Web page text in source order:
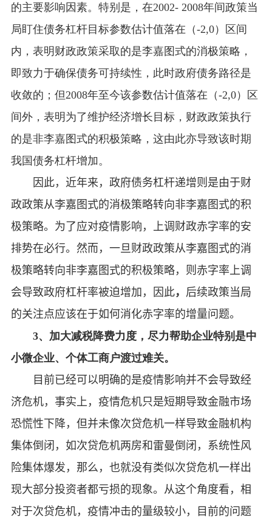
的主要影响因素。特别是，在2002- 2008年间政策当
局盯住债务杠杆目标参数估计值落在（-2,0）区间
内，表明财政政策采取的是李嘉图式的消极策略，
即致力于确保债务可持续性，此时政府债务路径是
收敛的；但2008年至今该参数估计值落在（-2,0）区
间外，表明为了维护经济增长目标，财政政策执行
的是非李嘉图式的积极策略，这由此亦导致该时期
我国债务杠杆增加。
因此，近年来，政府债务杠杆递增则是由于财
政政策从李嘉图式的消极策略转向非李嘉图式的积
极策略。为了应对疫情影响，上调财政赤字率的安
排势在必行。然而，一旦财政政策从李嘉图式的消
极策略转向非李嘉图式的积极策略，则赤字率上调
会导致政府杠杆率被迫增加，因此， 后续政策当局
的关注点应该在于如何消化赤字率的增量问题。
3、加大减税降费力度，尽力帮助企业特别是中
小微企业、个体工商户渡过难关。
目前已经可以明确的是疫情影响并不会导致经
济危机， 事实上，疫情危机只是短期导致金融市场
恐慌性下降，但并未像次贷危机一样导致金融机构
集体倒闭，如次贷危机两房和雷曼倒闭，系统性风
险集体爆发，那么，也就没有类似次贷危机一样出
现大部分投资者都亏损的现象。从这个角度看，相
对于次贷危机，疫情冲击的量级较小，目前的问题